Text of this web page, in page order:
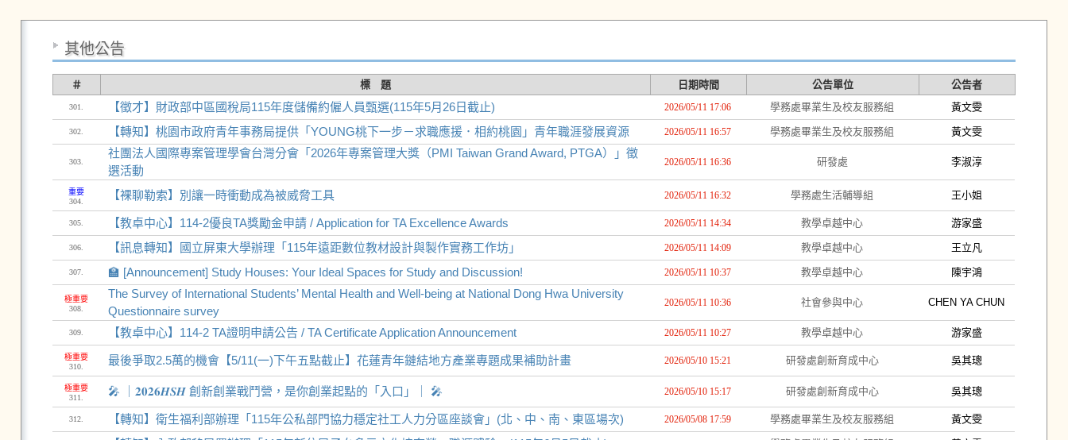
其他公告
＃ 標 題 日期時間 公告單位 公告者
301. 【徵才】財政部中區國稅局115年度儲備約僱人員甄選(115年5月26日截止) 2026/05/11 17:06 學務處畢業生及校友服務組 黃文雯
302. 【轉知】桃園市政府青年事務局提供「YOUNG桃下一步－求職應援．相約桃園」青年職涯發展資源 2026/05/11 16:57 學務處畢業生及校友服務組 黃文雯
303.
社團法人國際專案管理學會台灣分會「2026年專案管理大獎（PMI Taiwan Grand Award, PTGA）」徵
選活動
2026/05/11 16:36 研發處 李淑淳
重要
304.
【裸聊勒索】別讓一時衝動成為被威脅工具 2026/05/11 16:32 學務處生活輔導組 王小姐
305. 【教卓中心】114-2優良TA獎勵金申請 / Application for TA Excellence Awards 2026/05/11 14:34 教學卓越中心 游家盛
306. 【訊息轉知】國立屏東大學辦理「115年遠距數位教材設計與製作實務工作坊」 2026/05/11 14:09 教學卓越中心 王立凡
307. 🏫 [Announcement] Study Houses: Your Ideal Spaces for Study and Discussion! 2026/05/11 10:37 教學卓越中心 陳宇鴻
極重要
308.
The Survey of International Students’ Mental Health and Well-being at National Dong Hwa University
Questionnaire survey
2026/05/11 10:36 社會參與中心 CHEN YA CHUN
309. 【教卓中心】114-2 TA證明申請公告 / TA Certificate Application Announcement 2026/05/11 10:27 教學卓越中心 游家盛
極重要
310.
最後爭取2.5萬的機會【5/11(一)下午五點截止】花蓮青年鏈結地方產業專題成果補助計畫 2026/05/10 15:21 研發處創新育成中心 吳其璁
極重要
311.
🎤 ｜𝟐𝟎𝟐𝟔𝑯𝑺𝑯 創新創業戰鬥營，是你創業起點的「入口」｜ 🎤 2026/05/10 15:17 研發處創新育成中心 吳其璁
312. 【轉知】衛生福利部辦理「115年公私部門協力穩定社工人力分區座談會」(北、中、南、東區場次) 2026/05/08 17:59 學務處畢業生及校友服務組 黃文雯